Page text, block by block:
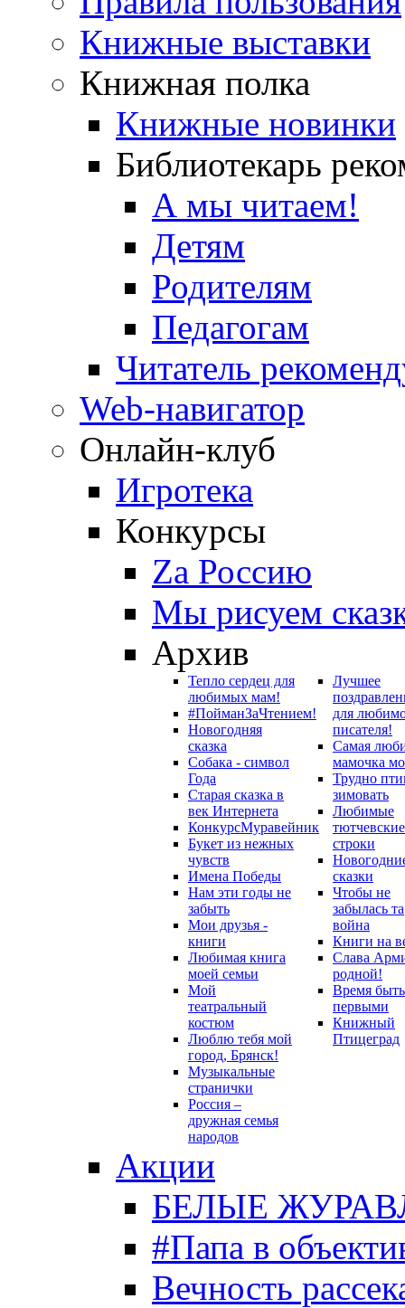
Книжные выставки
Книжная полка
Книжные новинки
Библиотекарь
А мы читаем!
Детям
Родителям
Педагогам
Читатель
Web-навигатор
Онлайн-клуб
Игротека
Конкурсы
Zа Россию
Мы рисуем
Архив
Тепло сердец для
любимых мам!
#ПойманЗаЧтением!
Новогодняя
сказка
Собака - символ
Года
Старая сказка в
век Интернета
КонкурсМуравейник
Букет из нежных
чувств
Имена Победы
Нам эти годы не
забыть
Мои друзья -
книги
Любимая книга
моей семьи
Мой
театральный
костюм
Люблю тебя мой
город, Брянск!
Музыкальные
странички
Россия –
дружная семья
народов
Лучшее
для
писателя!
Самая
мамочка
Трудно
зимовать
Любимые
тютчевские
строки
сказки
Чтобы не
забылась та
война
Книги на
Слава
родной!
Время быть
первыми
Книжный
Птицеград
Акции
БЕЛЫЕ
#Папа в
Вечность